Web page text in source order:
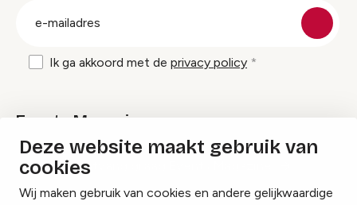
Deze website maakt gebruik van
cookies
Wij maken gebruik van cookies en andere gelijkwaardige
Ik ga akkoord met de privacy policy
Events Magazine
Ik ontvang graag Events Magazine